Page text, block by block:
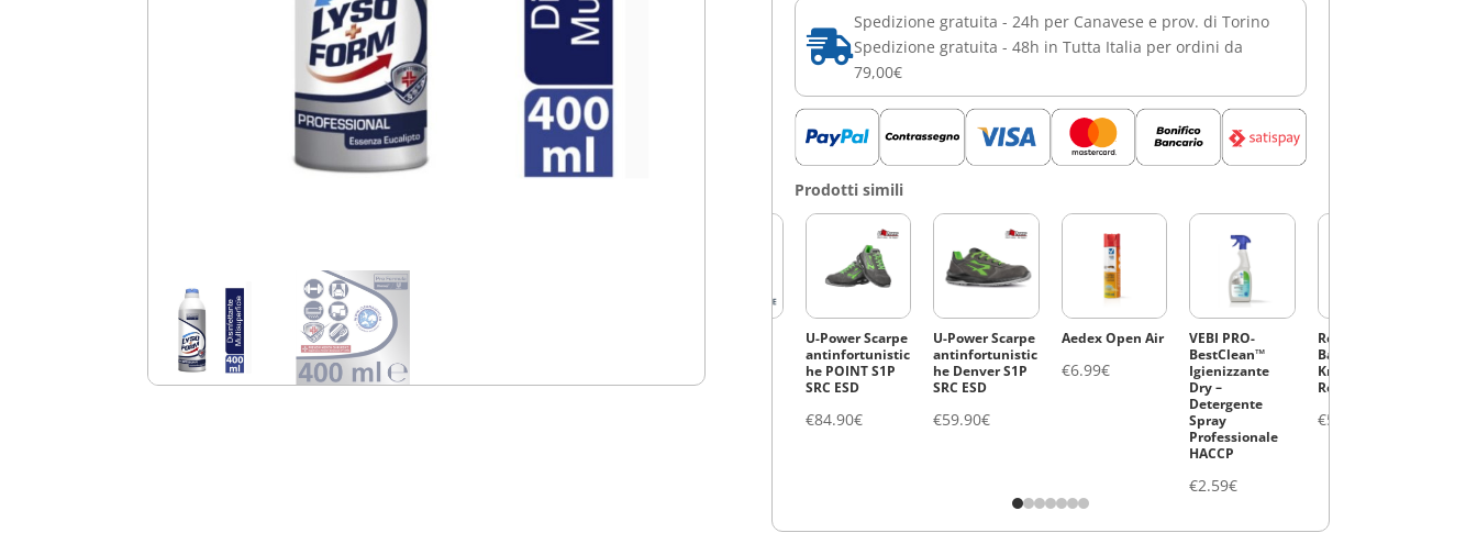
Multiuso
Disinfettante
400
ml
quantità

Spedizione gratuita - 24h per Canavese e prov. di Torino
Spedizione gratuita - 48h in Tutta Italia per ordini da
79,00€
Prodotti simili
Ro.ial-Cera in
Cartuccia
Kristal Azulene
100 ml
Rosa 100 ml
di Zinco 100 ml
Incrociato
U-Power Scarpe
antinfortunistic
he POINT S1P
SRC ESD
€84.90€
U-Power Scarpe
antinfortunistic
he Denver S1P
SRC ESD
€59.90€
Aedex Open Air
€6.99€
VEBI PRO-
BestClean™
Igienizzante
Dry –
Detergente
Spray
Professionale
HACCP
€2.59€
Ro.ial-Cera in
Barattolo
Kristal Titanio
Rosa 400 ml
€5.19